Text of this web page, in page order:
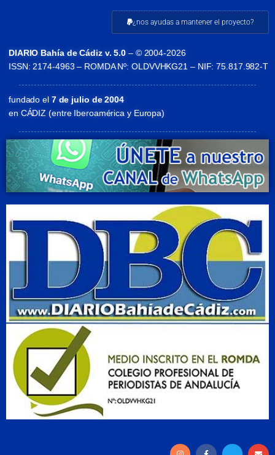
¿nos ayudas a mantener el proyecto?
DIARIO Bahía de Cádiz v. 5.0 – © 2004-2026
ISSN: 2174-4963 – ROMDA Nº: OLDVVHKG21 – NIF: 75.817.982-T
fundado el7 de julio de 2004
en CÁDIZ (entre Iberoamérica y Europa)